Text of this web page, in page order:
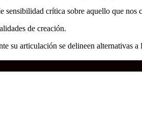
sensibilidad crítica sobre aquello que nos
de creación.
su articulación se delineen alternativas